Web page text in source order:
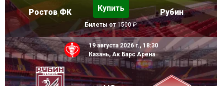
Ростов ФК Купить
Билеты от1500 ₽
Рубин
19 августа 2026 г., 18:30
Казань, Ак Барс Арена